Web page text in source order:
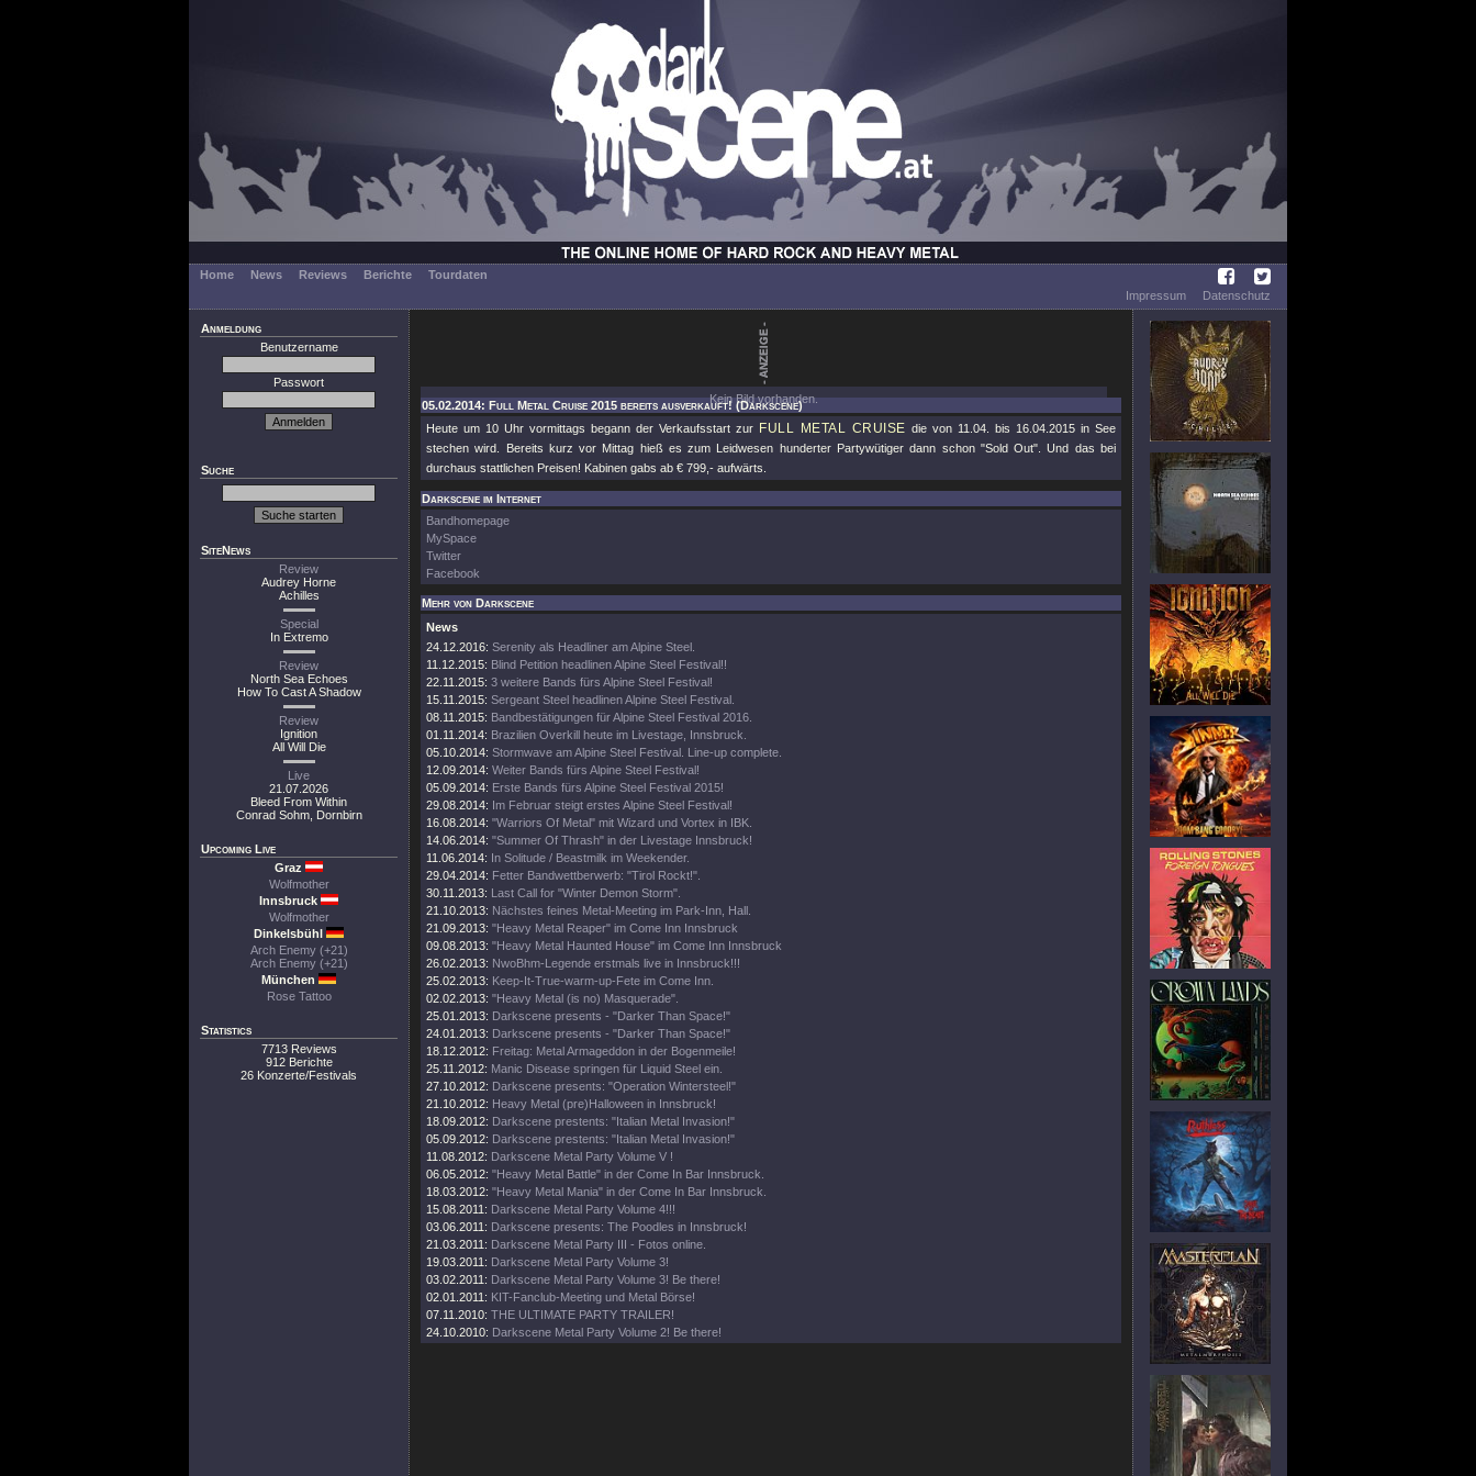
Home News Reviews Berichte
Tourdaten
Impressum
Datenschutz
Anmeldung
Benutzername
Passwort
Suche
SiteNews
Review
Audrey Horne
Achilles
Special
In Extremo
Review
North Sea Echoes
How To Cast A Shadow
Review
Ignition
All Will Die
Live
21.07.2026
Bleed From Within
Conrad Sohm, Dornbirn
Upcoming Live
Graz
Wolfmother
Innsbruck
Wolfmother
Dinkelsbühl
Arch Enemy (+21)
Arch Enemy (+21)
München
Rose Tattoo
Statistics
7713 Reviews
912 Berichte
26 Konzerte/Festivals
Kein Bild vorhanden.
05.02.2014: Full Metal Cruise 2015 bereits ausverkauft! (Darkscene)
Heute um 10 Uhr vormittags begann der Verkaufsstart zur FULL METAL CRUISE die von 11.04. bis 16.04.2015 in See
stechen wird. Bereits kurz vor Mittag hieß es zum Leidwesen hunderter Partywütiger dann schon "Sold Out". Und das bei
durchaus stattlichen Preisen! Kabinen gabs ab € 799,- aufwärts.
Darkscene im Internet
Bandhomepage
MySpace
Twitter
Facebook
Mehr von Darkscene
News
24.12.2016: Serenity als Headliner am Alpine Steel.
11.12.2015: Blind Petition headlinen Alpine Steel Festival!!
22.11.2015: 3 weitere Bands fürs Alpine Steel Festival!
15.11.2015: Sergeant Steel headlinen Alpine Steel Festival.
08.11.2015: Bandbestätigungen für Alpine Steel Festival 2016.
01.11.2014: Brazilien Overkill heute im Livestage, Innsbruck.
05.10.2014: Stormwave am Alpine Steel Festival. Line-up complete.
12.09.2014: Weiter Bands fürs Alpine Steel Festival!
05.09.2014: Erste Bands fürs Alpine Steel Festival 2015!
29.08.2014: Im Februar steigt erstes Alpine Steel Festival!
16.08.2014: "Warriors Of Metal" mit Wizard und Vortex in IBK.
14.06.2014: "Summer Of Thrash" in der Livestage Innsbruck!
11.06.2014: In Solitude / Beastmilk im Weekender.
29.04.2014: Fetter Bandwettberwerb: "Tirol Rockt!".
30.11.2013: Last Call for "Winter Demon Storm".
21.10.2013: Nächstes feines Metal-Meeting im Park-Inn, Hall.
21.09.2013: "Heavy Metal Reaper" im Come Inn Innsbruck
09.08.2013: "Heavy Metal Haunted House" im Come Inn Innsbruck
26.02.2013: NwoBhm-Legende erstmals live in Innsbruck!!!
25.02.2013: Keep-It-True-warm-up-Fete im Come Inn.
02.02.2013: "Heavy Metal (is no) Masquerade".
25.01.2013: Darkscene presents - "Darker Than Space!"
24.01.2013: Darkscene presents - "Darker Than Space!"
18.12.2012: Freitag: Metal Armageddon in der Bogenmeile!
25.11.2012: Manic Disease springen für Liquid Steel ein.
27.10.2012: Darkscene presents: "Operation Wintersteel!"
21.10.2012: Heavy Metal (pre)Halloween in Innsbruck!
18.09.2012: Darkscene prestents: "Italian Metal Invasion!"
05.09.2012: Darkscene prestents: "Italian Metal Invasion!"
11.08.2012: Darkscene Metal Party Volume V !
06.05.2012: "Heavy Metal Battle" in der Come In Bar Innsbruck.
18.03.2012: "Heavy Metal Mania" in der Come In Bar Innsbruck.
15.08.2011: Darkscene Metal Party Volume 4!!!
03.06.2011: Darkscene presents: The Poodles in Innsbruck!
21.03.2011: Darkscene Metal Party III - Fotos online.
19.03.2011: Darkscene Metal Party Volume 3!
03.02.2011: Darkscene Metal Party Volume 3! Be there!
02.01.2011: KIT-Fanclub-Meeting und Metal Börse!
07.11.2010: THE ULTIMATE PARTY TRAILER!
24.10.2010: Darkscene Metal Party Volume 2! Be there!